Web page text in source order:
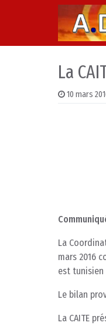
Skip to content
Main Navigation
La
10 mars
La
mars 2016
est
Le bilan
La CAITE